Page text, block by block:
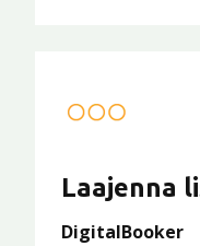
Laajenna
DigitalBooker